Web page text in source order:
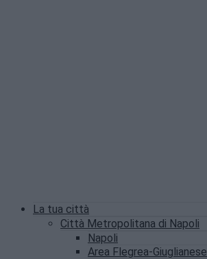
La tua città
Città Metropolitana di Napoli
Napoli
Area Flegrea-Giuglianese